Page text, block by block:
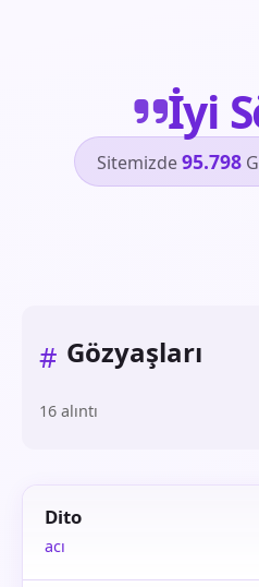
İyi
Sitemizde95.798
# Gözyaşları
16 alıntı
Dito
acı